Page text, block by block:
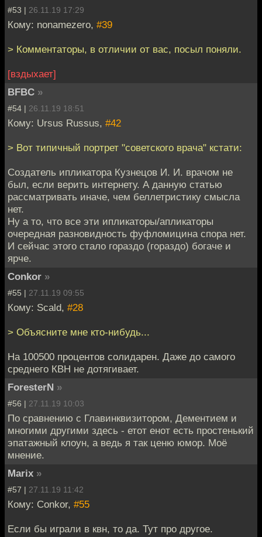
#53 | 26.11.19 17:29
Кому: nonamezero, #39
> Комментаторы, в отличии от вас, посыл поняли.
[вздыхает]
BFBC »
#54 | 26.11.19 18:51
Кому: Ursus Russus, #42
> Вот типичный портрет "советского врача" кстати:
Создатель ипликатора Кузнецов И. И. врачом не
был, если верить интернету. А данную статью
рассматривать иначе, чем беллетристику смысла
нет.
Ну а то, что все эти ипликаторы/апликаторы
очередная разновидность фуфломицина спора нет.
И сейчас этого стало гораздо (гораздо) богаче и
ярче.
Conkor »
#55 | 27.11.19 09:55
Кому: Scald, #28
> Объясните мне кто-нибудь...
На 100500 процентов солидарен. Даже до самого
среднего КВН не дотягивает.
ForesterN »
#56 | 27.11.19 10:03
По сравнению с Главинквизитором, Дементием и
многими другими здесь - етот енот есть простенький
эпатажный клоун, а ведь я так ценю юмор. Моё
мнение.
Marix »
#57 | 27.11.19 11:42
Кому: Conkor, #55
Если бы играли в квн, то да. Тут про другое.